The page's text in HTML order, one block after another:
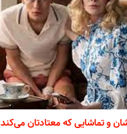
و تماشایی که معتادتان می‌کند